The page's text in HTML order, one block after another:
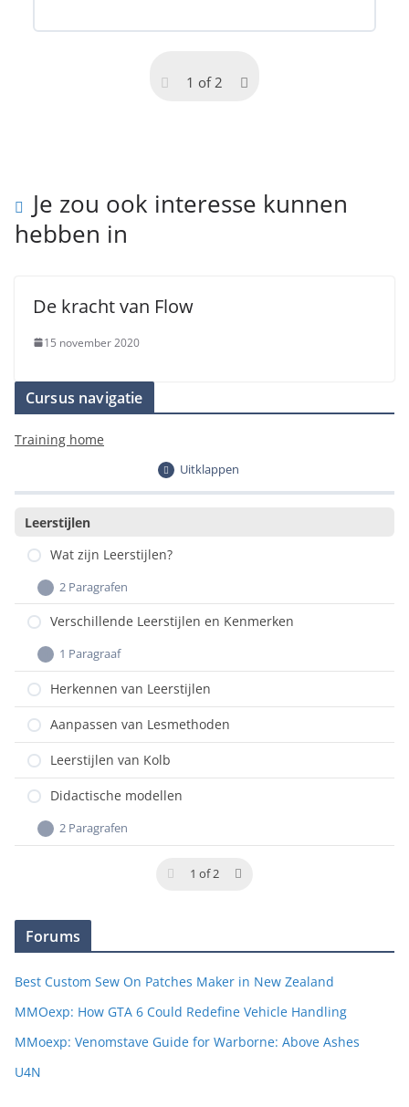
Hoofdstuk inhoud
0/2 stappen
Stap 2: Leerdoel
1 of 2
Je zou ook interesse kunnen
hebben in
De kracht van Flow
15 november 2020
Cursus navigatie
Training home
Uitklappen
Leerstijlen
Wat zijn Leerstijlen?
2 Paragrafen
Definitie en Belang
Voorbeelden van Leerstijlen
Verschillende Leerstijlen en Kenmerken
1 Paragraaf
Leerstijlen
Herkennen van Leerstijlen
Aanpassen van Lesmethoden
Leerstijlen van Kolb
Didactische modellen
2 Paragrafen
1 of 2
Forums
Best Custom Sew On Patches Maker in New Zealand
MMOexp: How GTA 6 Could Redefine Vehicle Handling
MMoexp: Venomstave Guide for Warborne: Above Ashes
U4N